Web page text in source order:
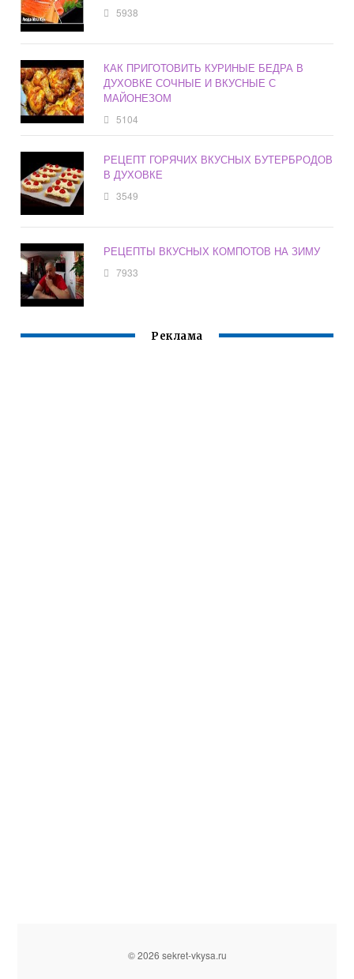
5938
КАК ПРИГОТОВИТЬ КУРИНЫЕ БЕДРА В
ДУХОВКЕ СОЧНЫЕ И ВКУСНЫЕ С
МАЙОНЕЗОМ
5104
РЕЦЕПТ ГОРЯЧИХ ВКУСНЫХ БУТЕРБРОДОВ
В ДУХОВКЕ
3549
РЕЦЕПТЫ ВКУСНЫХ КОМПОТОВ НА ЗИМУ
7933
Реклама
© 2026 sekret-vkysa.ru